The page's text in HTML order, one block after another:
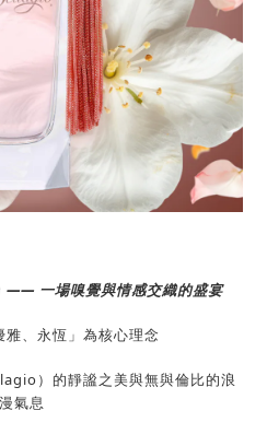
一場嗅覺與情感交織的盛宴
雅、永恆」為核心理念
）的靜謐之美與無與倫比的浪
漫氣息